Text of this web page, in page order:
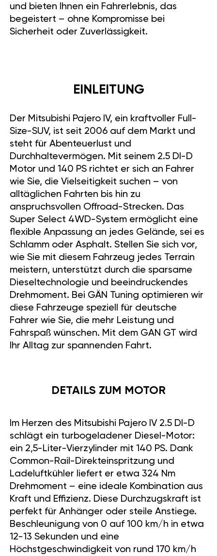
und bieten Ihnen ein Fahrerlebnis, das
begeistert – ohne Kompromisse bei
Sicherheit oder Zuverlässigkeit.
EINLEITUNG
Der Mitsubishi Pajero IV, ein kraftvoller Full-
Size-SUV, ist seit 2006 auf dem Markt und
steht für Abenteuerlust und
Durchhaltevermögen. Mit seinem 2.5 DI-D
Motor und 140 PS richtet er sich an Fahrer
wie Sie, die Vielseitigkeit suchen – von
alltäglichen Fahrten bis hin zu
anspruchsvollen Offroad-Strecken. Das
Super Select 4WD-System ermöglicht eine
flexible Anpassung an jedes Gelände, sei es
Schlamm oder Asphalt. Stellen Sie sich vor,
wie Sie mit diesem Fahrzeug jedes Terrain
meistern, unterstützt durch die sparsame
Dieseltechnologie und beeindruckendes
Drehmoment. Bei GÄN Tuning optimieren wir
diese Fahrzeuge speziell für deutsche
Fahrer wie Sie, die mehr Leistung und
Fahrspaß wünschen. Mit dem GAN GT wird
Ihr Alltag zur spannenden Fahrt.
DETAILS ZUM MOTOR
Im Herzen des Mitsubishi Pajero IV 2.5 DI-D
schlägt ein turbogeladener Diesel-Motor:
ein 2,5-Liter-Vierzylinder mit 140 PS. Dank
Common-Rail-Direkteinspritzung und
Ladeluftkühler liefert er etwa 324 Nm
Drehmoment – eine ideale Kombination aus
Kraft und Effizienz. Diese Durchzugskraft ist
perfekt für Anhänger oder steile Anstiege.
Beschleunigung von 0 auf 100 km/h in etwa
12-13 Sekunden und eine
Höchstgeschwindigkeit von rund 170 km/h